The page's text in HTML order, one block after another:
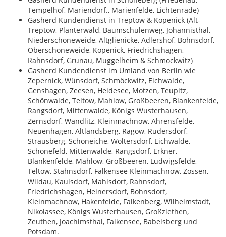
Tempelhof, Mariendorf., Marienfelde, Lichtenrade)
Gasherd Kundendienst in Treptow & Köpenick (Alt-
Treptow, Plänterwald, Baumschulenweg, Johannisthal,
Niederschöneweide, Altglienicke, Adlershof, Bohnsdorf,
Oberschöneweide, Köpenick, Friedrichshagen,
Rahnsdorf, Grünau, Müggelheim & Schmöckwitz)
Gasherd Kundendienst im Umland von Berlin wie
Zepernick, Wünsdorf, Schmöckwitz, Eichwalde,
Genshagen, Zeesen, Heidesee, Motzen, Teupitz,
Schönwalde, Teltow, Mahlow, Großbeeren, Blankenfelde,
Rangsdorf, Mittenwalde, Königs Wusterhausen,
Zernsdorf, Wandlitz, Kleinmachnow, Ahrensfelde,
Neuenhagen, Altlandsberg, Ragow, Rüdersdorf,
Strausberg, Schöneiche, Woltersdorf, Eichwalde,
Schönefeld, Mittenwalde, Rangsdorf, Erkner,
Blankenfelde, Mahlow, Großbeeren, Ludwigsfelde,
Teltow, Stahnsdorf, Falkensee Kleinmachnow, Zossen,
Wildau, Kaulsdorf, Mahlsdorf, Rahnsdorf,
Friedrichshagen, Heinersdorf, Bohnsdorf,
Kleinmachnow, Hakenfelde, Falkenberg, Wilhelmstadt,
Nikolassee, Königs Wusterhausen, Großziethen,
Zeuthen, Joachimsthal, Falkensee, Babelsberg und
Potsdam.